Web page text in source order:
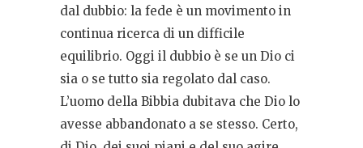
dal dubbio: la fede è un movimento in
continua ricerca di un difficile
equilibrio. Oggi il dubbio è se un Dio ci
sia o se tutto sia regolato dal caso.
L’uomo della Bibbia dubitava che Dio lo
avesse abbandonato a se stesso. Certo,